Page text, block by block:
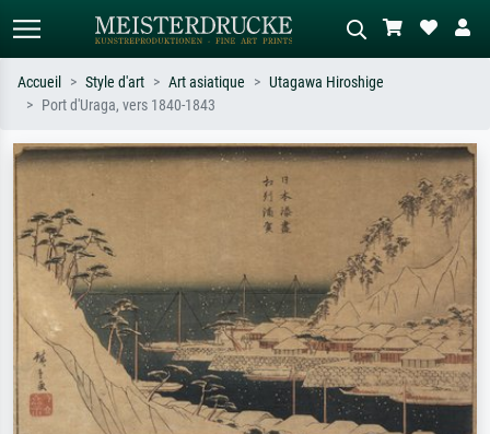
Recherchez par artiste, titre ou style –
impressionnisme, vague de Hokusai,
Décrivez la scène – ex. prairie verte,
abstrait avec beaucoup de rouge,
tableau sombre, nu debout près d'un
arbre.
Accueil Style d'art Art asiatique
Utagawa Hiroshige
Port d'Uraga, vers 1840-1843